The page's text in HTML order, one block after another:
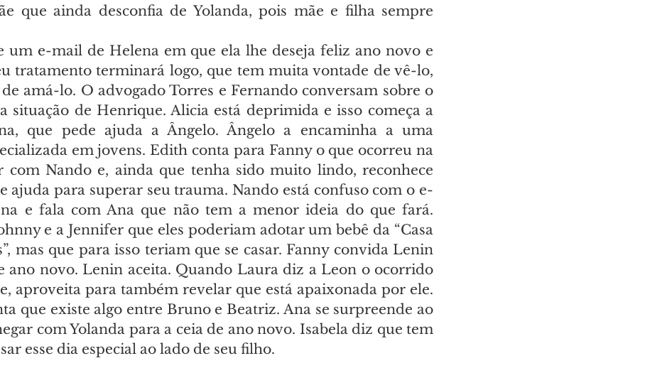
que ainda desconfia de Yolanda, pois mãe e filha sempre
um e-mail de Helena em que ela lhe deseja feliz ano novo e
tratamento terminará logo, que tem muita vontade de vê-lo,
amá-lo. O advogado Torres e Fernando conversam sobre o
situação de Henrique. Alicia está deprimida e isso começa a
que pede ajuda a Ângelo. Ângelo a encaminha a uma
em jovens. Edith conta para Fanny o que ocorreu na
com Nando e, ainda que tenha sido muito lindo, reconhece
ajuda para superar seu trauma. Nando está confuso com o e-
e fala com Ana que não tem a menor ideia do que fará.
e a Jennifer que eles poderiam adotar um bebê da “Casa
mas que para isso teriam que se casar. Fanny convida Lenin
ano novo. Lenin aceita. Quando Laura diz a Leon o ocorrido
aproveita para também revelar que está apaixonada por ele.
que existe algo entre Bruno e Beatriz. Ana se surpreende ao
com Yolanda para a ceia de ano novo. Isabela diz que tem
esse dia especial ao lado de seu filho.